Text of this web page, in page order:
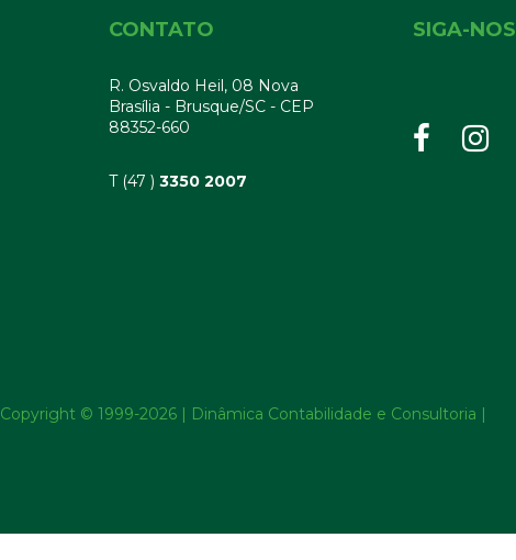
CONTATO
R. Osvaldo Heil, 08 Nova
Brasília - Brusque/SC - CEP
88352-660
T (47 )3350 2007
SIGA-NOS
Copyright © 1999-2026 | Dinâmica Contabilidade e Consultoria |